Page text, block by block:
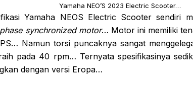
Yamaha NEO’S 2023 Electric Scooter…
Yamaha NEOS Electric Scooter sendiri
phase synchronized motor… Motor ini memiliki
Namun torsi puncaknya sangat
pada 40 rpm… Ternyata spesifikasinya
dengan versi Eropa…